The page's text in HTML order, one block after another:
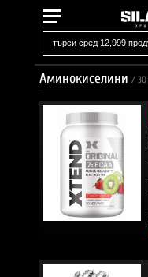
Аминокиселини / 30